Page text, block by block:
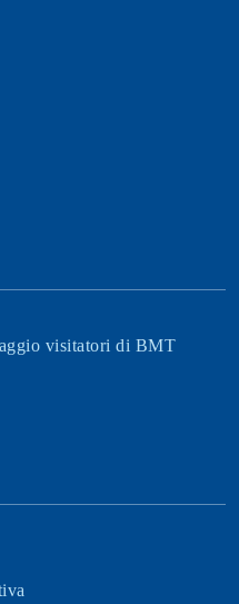
visitatori di BMT